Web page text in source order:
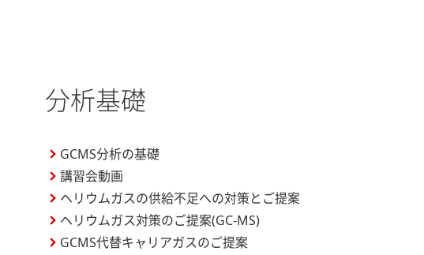
分析基礎
GCMS分析の基礎
講習会動画
ヘリウムガスの供給不足への対策とご提案
ヘリウムガス対策のご提案(GC-MS)
GCMS代替キャリアガスのご提案